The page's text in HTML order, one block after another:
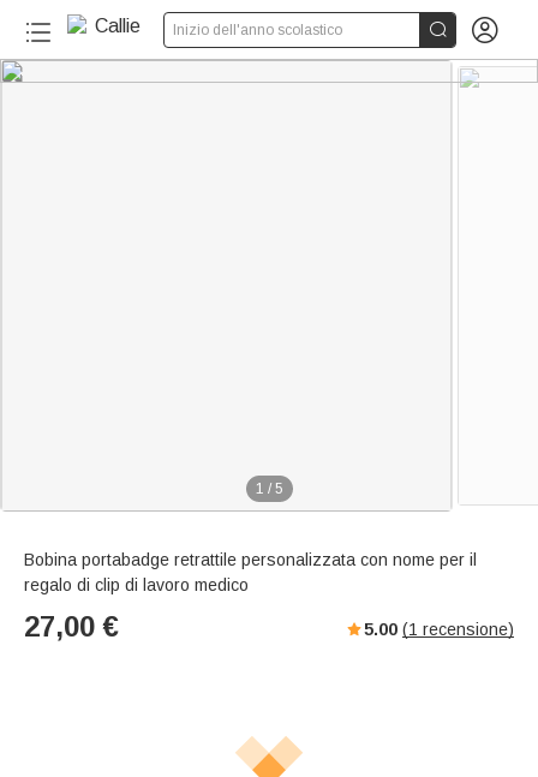
Inizio dell'anno scolastico  
1 / 5
Bobina portabadge retrattile personalizzata con nome per il
regalo di clip di lavoro medico
27,00 € 5.00 (1 recensione)